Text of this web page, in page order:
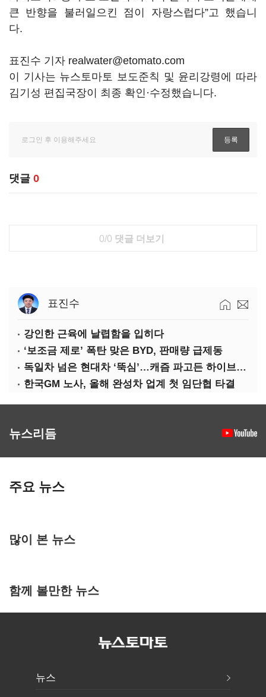
큰 반향을 불러일으킨 점이 자랑스럽다”고 했습니
다.
표진수 기자 realwater@etomato.com
이 기사는 뉴스토마토 보도준칙 및 윤리강령에 따라
김기성 편집국장이 최종 확인·수정했습니다.
댓글 0
0/0 댓글 더보기
표진수
강인한 근육에 날렵함을 입히다
‘보조금 제로’ 폭탄 맞은 BYD, 판매량 급제동
독일차 넘은 현대차 ‘뚝심’…캐즘 파고든 하이브리드 역전극
한국GM 노사, 올해 완성차 업계 첫 임단협 타결
뉴스리듬
주요 뉴스
많이 본 뉴스
함께 볼만한 뉴스
뉴스